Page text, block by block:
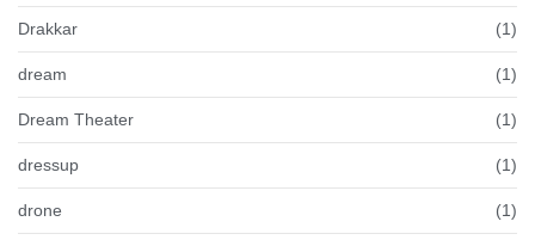
Drakkar (1)
dream (1)
Dream Theater (1)
dressup (1)
drone (1)